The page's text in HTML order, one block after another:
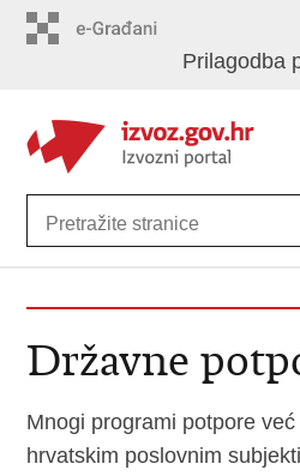
Prilagodba
Državne
Mnogi programi potpore
hrvatskim poslovnim